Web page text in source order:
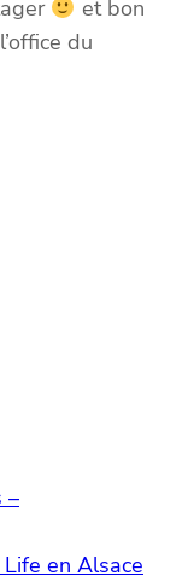
et bon
du
–
en Alsace